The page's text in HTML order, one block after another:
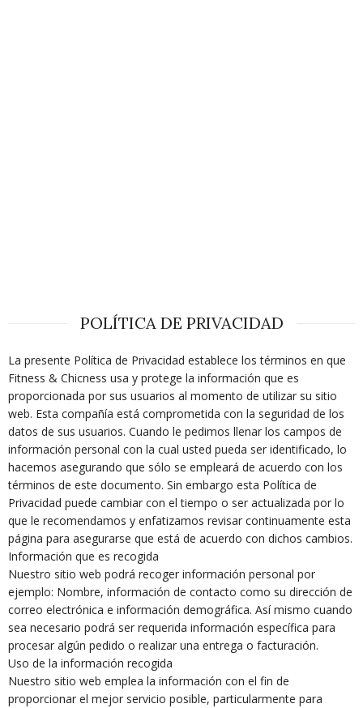
POLÍTICA DE PRIVACIDAD
La presente Política de Privacidad establece los términos en que
Fitness & Chicness usa y protege la información que es
proporcionada por sus usuarios al momento de utilizar su sitio
web. Esta compañía está comprometida con la seguridad de los
datos de sus usuarios. Cuando le pedimos llenar los campos de
información personal con la cual usted pueda ser identificado, lo
hacemos asegurando que sólo se empleará de acuerdo con los
términos de este documento. Sin embargo esta Política de
Privacidad puede cambiar con el tiempo o ser actualizada por lo
que le recomendamos y enfatizamos revisar continuamente esta
página para asegurarse que está de acuerdo con dichos cambios.
Información que es recogida
Nuestro sitio web podrá recoger información personal por
ejemplo: Nombre, información de contacto como su dirección de
correo electrónica e información demográfica. Así mismo cuando
sea necesario podrá ser requerida información específica para
procesar algún pedido o realizar una entrega o facturación.
Uso de la información recogida
Nuestro sitio web emplea la información con el fin de
proporcionar el mejor servicio posible, particularmente para